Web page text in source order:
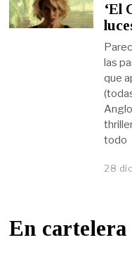
‘El
las
que
todo
28
En cartelera